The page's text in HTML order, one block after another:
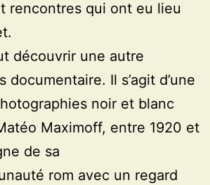
rencontres qui ont eu lieu
découvrir une autre
documentaire. Il s’agit d’une
noir et blanc
Maximoff, entre 1920 et
de sa
rom avec un regard